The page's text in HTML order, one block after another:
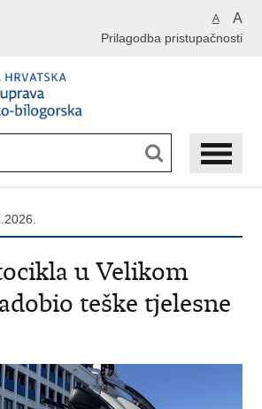
A A
Prilagodba pristupačnosti
u Velikom
teške tjelesne